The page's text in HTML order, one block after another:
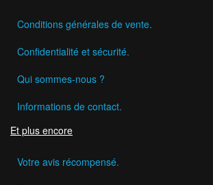
Conditions générales de vente.
Confidentialité et sécurité.
Qui sommes-nous ?
Informations de contact.
Et plus encore
Votre avis récompensé.